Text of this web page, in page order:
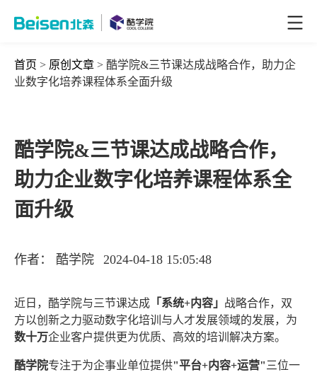
首页 > 原创文章 > 酷学院&三节课达成战略合作，助力企
业数字化培养课程体系全面升级
酷学院&三节课达成战略合作，
助力企业数字化培养课程体系全
面升级
作者： 酷学院 2024-04-18 15:05:48
近日，酷学院与三节课达成 「系统+内容」 战略合作，双
方以创新之力驱动数字化培训与人才发展领域的发展，为
数十万企业客户提供更为优质、高效的培训解决方案。
酷学院专注于为企事业单位提供"平台+内容+运营" 三位一